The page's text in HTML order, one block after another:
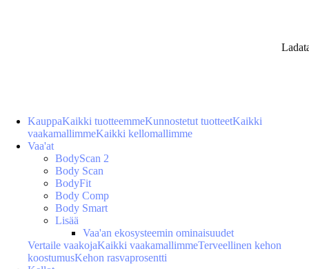
KauppaKaikki tuotteemmeKunnostetut tuotteetKaikki
vaakamallimmeKaikki kellomallimme
Vaa'at
BodyScan 2
Body Scan
BodyFit
Body Comp
Body Smart
Lisää
Vaa'an ekosysteemin ominaisuudet
Vertaile vaakojaKaikki vaakamallimmeTerveellinen kehon
koostumusKehon rasvaprosentti